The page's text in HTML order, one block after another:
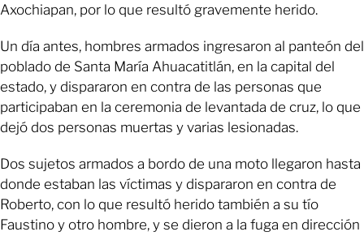
Axochiapan, por lo que resultó gravemente herido.
Un día antes, hombres armados ingresaron al panteón del
poblado de Santa María Ahuacatitlán, en la capital del
estado, y dispararon en contra de las personas que
participaban en la ceremonia de levantada de cruz, lo que
dejó dos personas muertas y varias lesionadas.
Dos sujetos armados a bordo de una moto llegaron hasta
donde estaban las víctimas y dispararon en contra de
Roberto, con lo que resultó herido también a su tío
Faustino y otro hombre, y se dieron a la fuga en dirección